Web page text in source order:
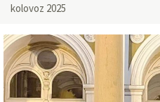
kolovoz 2025